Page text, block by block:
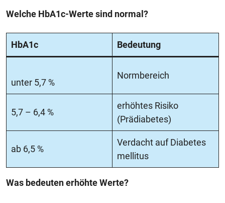
Welche HbA1c-Werte sind normal?
HbA1c Bedeutung
unter 5,7 %
Normbereich
5,7 – 6,4 %
erhöhtes Risiko
(Prädiabetes)
ab 6,5 %
Verdacht auf Diabetes
mellitus
Was bedeuten erhöhte Werte?